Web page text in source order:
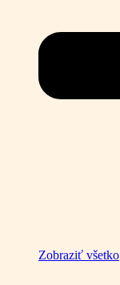
Zobraziť všetko